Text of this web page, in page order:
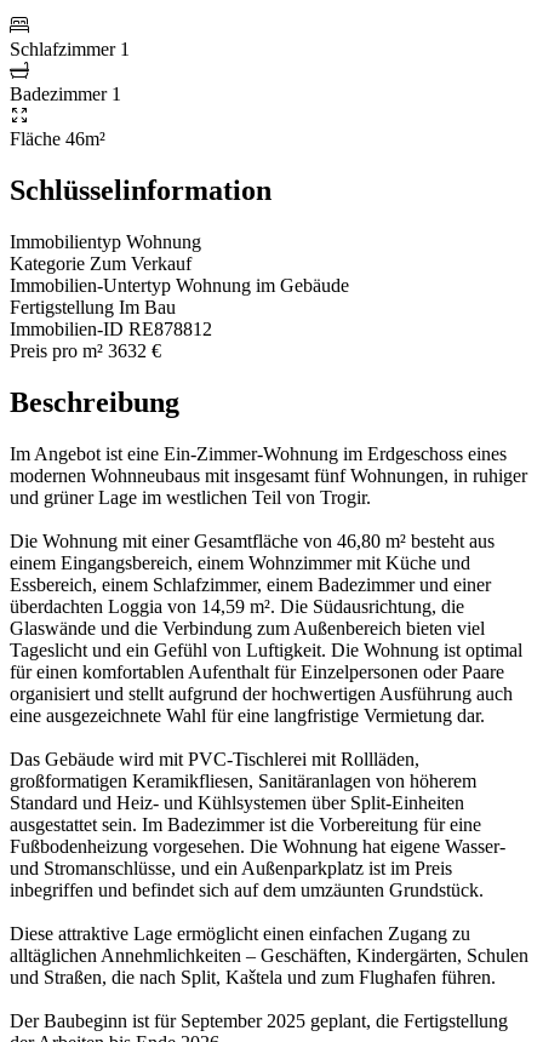
Schlafzimmer 1
Badezimmer 1
Fläche 46m²
Schlüsselinformation
Immobilientyp Wohnung
Kategorie Zum Verkauf
Immobilien-Untertyp Wohnung im Gebäude
Fertigstellung Im Bau
Immobilien-ID RE878812
Preis pro m² 3632 €
Beschreibung
Im Angebot ist eine Ein-Zimmer-Wohnung im Erdgeschoss eines
modernen Wohnneubaus mit insgesamt fünf Wohnungen, in ruhiger
und grüner Lage im westlichen Teil von Trogir.
Die Wohnung mit einer Gesamtfläche von 46,80 m² besteht aus
einem Eingangsbereich, einem Wohnzimmer mit Küche und
Essbereich, einem Schlafzimmer, einem Badezimmer und einer
überdachten Loggia von 14,59 m². Die Südausrichtung, die
Glaswände und die Verbindung zum Außenbereich bieten viel
Tageslicht und ein Gefühl von Luftigkeit. Die Wohnung ist optimal
für einen komfortablen Aufenthalt für Einzelpersonen oder Paare
organisiert und stellt aufgrund der hochwertigen Ausführung auch
eine ausgezeichnete Wahl für eine langfristige Vermietung dar.
Das Gebäude wird mit PVC-Tischlerei mit Rollläden,
großformatigen Keramikfliesen, Sanitäranlagen von höherem
Standard und Heiz- und Kühlsystemen über Split-Einheiten
ausgestattet sein. Im Badezimmer ist die Vorbereitung für eine
Fußbodenheizung vorgesehen. Die Wohnung hat eigene Wasser-
und Stromanschlüsse, und ein Außenparkplatz ist im Preis
inbegriffen und befindet sich auf dem umzäunten Grundstück.
Diese attraktive Lage ermöglicht einen einfachen Zugang zu
alltäglichen Annehmlichkeiten – Geschäften, Kindergärten, Schulen
und Straßen, die nach Split, Kaštela und zum Flughafen führen.
Der Baubeginn ist für September 2025 geplant, die Fertigstellung